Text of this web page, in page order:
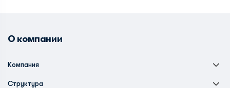
О компании
Компания
Структура